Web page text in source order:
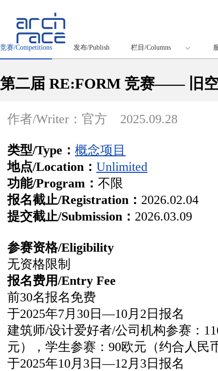
竞赛/Competitions 发布/Publish 栏目/Columns
第二届 RE:FORM 竞赛—— 旧
作者/Writer：官方 2025.09.28
类型/Type： 概念项目
地点/Location： Unlimited
功能/Program： 不限
报名截止/Registration： 2026.02.04
提交截止/Submission： 2026.03.09
参赛资格/Eligibility
无资格限制
报名费用/Entry Fee
前30名报名免费
于2025年7月30日—10月2日报名
建筑师/设计爱好者/公司机构参赛：
元），学生参赛：90欧元（约合人民
于2025年10月3日—12月3日报名